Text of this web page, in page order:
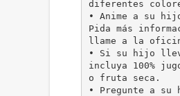
diferentes
• Anime a su
Pida más
llame a la
• Si su hijo
incluya 100%
o fruta seca.
• Pregunte a su